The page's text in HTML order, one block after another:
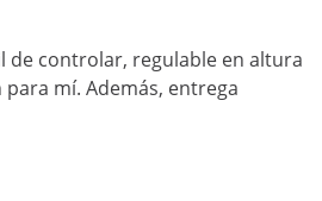
de controlar, regulable en altura
mí. Además, entrega